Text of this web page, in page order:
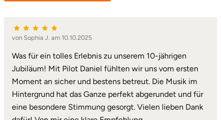
von Sophia J. am 10.10.2025
Was für ein tolles Erlebnis zu unserem 10-jährigen
Jubiläum! Mit Pilot Daniel fühlten wir uns vom ersten
Moment an sicher und bestens betreut. Die Musik im
Hintergrund hat das Ganze perfekt abgerundet und für
eine besondere Stimmung gesorgt. Vielen lieben Dank